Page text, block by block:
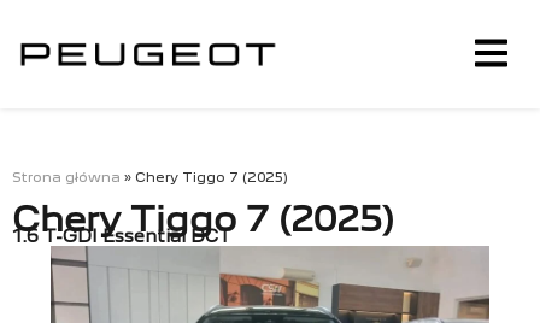
Strona główna » Chery Tiggo 7 (2025)
Chery Tiggo 7 (2025)
1.6 T-GDI Essential DCT